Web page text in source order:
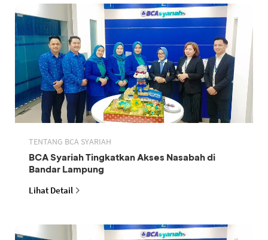
TENTANG BCA SYARIAH
BCA Syariah Tingkatkan Akses Nasabah di
Bandar Lampung
Lihat Detail